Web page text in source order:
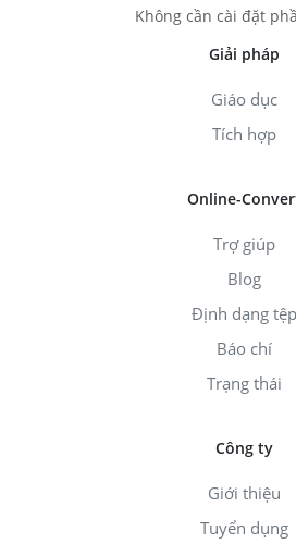
Không cần cài đặt
Giải pháp
Giáo dục
Tích hợp
Online-
Trợ giúp
Blog
Định dạng tệp
Báo chí
Trạng thái
Công ty
Giới thiệu
Tuyển dụng